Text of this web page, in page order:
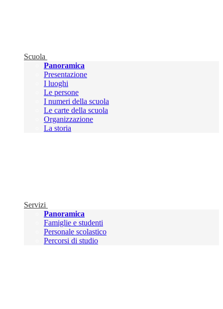
Scuola
Panoramica
Presentazione
I luoghi
Le persone
I numeri della scuola
Le carte della scuola
Organizzazione
La storia
Servizi
Panoramica
Famiglie e studenti
Personale scolastico
Percorsi di studio